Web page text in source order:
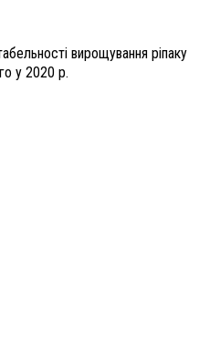
вирощування ріпаку
у 2020 р.